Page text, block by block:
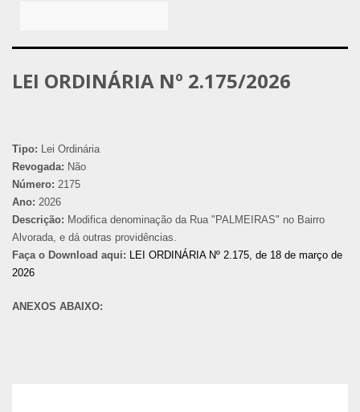
LEI ORDINÁRIA Nº 2.175/2026
Tipo: Lei Ordinária
Revogada: Não
Número: 2175
Ano: 2026
Descrição: Modifica denominação da Rua "PALMEIRAS" no Bairro
Alvorada, e dá outras providências.
Faça o Download aqui: LEI ORDINÁRIA Nº 2.175, de 18 de março de
2026
ANEXOS ABAIXO: